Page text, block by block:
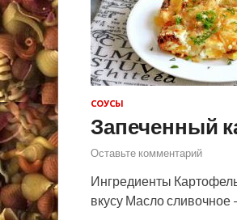
СОУСЫ
Запеченный
Оставьте комментарий
Ингредиенты
вкусу Масло